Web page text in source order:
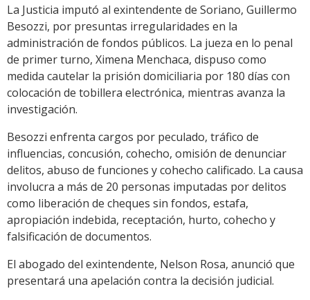
Link
La Justicia imputó al exintendente de Soriano, Guillermo
Besozzi, por presuntas irregularidades en la
administración de fondos públicos. La jueza en lo penal
de primer turno, Ximena Menchaca, dispuso como
medida cautelar la prisión domiciliaria por 180 días con
colocación de tobillera electrónica, mientras avanza la
investigación.
Besozzi enfrenta cargos por peculado, tráfico de
influencias, concusión, cohecho, omisión de denunciar
delitos, abuso de funciones y cohecho calificado. La causa
involucra a más de 20 personas imputadas por delitos
como liberación de cheques sin fondos, estafa,
apropiación indebida, receptación, hurto, cohecho y
falsificación de documentos.
El abogado del exintendente, Nelson Rosa, anunció que
presentará una apelación contra la decisión judicial.